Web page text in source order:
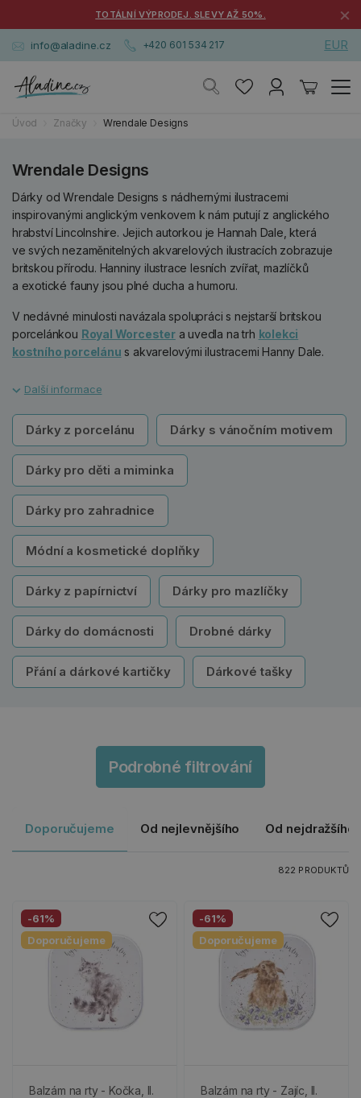
TOTÁLNÍ VÝPRODEJ. SLEVY AŽ 50%. ×
info@aladine.cz +420 601 534 217 EUR
Úvod Značky Wrendale Designs
Wrendale Designs
Dárky od Wrendale Designs s nádhernými ilustracemi
inspirovanými anglickým venkovem k nám putují z anglického
hrabství Lincolnshire. Jejich autorkou je Hannah Dale, která
ve svých nezaměnitelných akvarelových ilustracích zobrazuje
britskou přírodu. Hanniny ilustrace lesních zvířat, mazlíčků
a exotické fauny jsou plné ducha a humoru.
V nedávné minulosti navázala spolupráci s nejstarší britskou
porcelánkou Royal Worcestera uvedla na trh kolekci
kostního porcelánu s akvarelovými ilustracemi Hanny Dale.
Dárky z porcelánu Dárky s vánočním motivem
Dárky pro děti a miminka
Dárky pro zahradnice
Módní a kosmetické doplňky
Dárky z papírnictví Dárky pro mazlíčky
Dárky do domácnosti Drobné dárky
Přání a dárkové kartičky Dárkové tašky
Podrobné filtrování
Doporučujeme Od nejlevnějšího Od nejdražšího
822 PRODUKTŮ
-61%
Doporučujeme
Balzám na rty - Kočka, II.
-61%
Doporučujeme
Balzám na rty - Zajíc, II.